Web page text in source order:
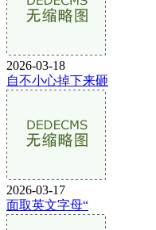
2026-03-18
自不小心掉下来砸
2026-03-17
面取英文字母“